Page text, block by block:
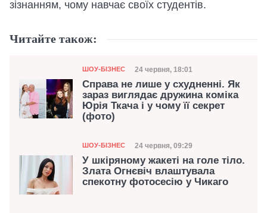
зізнанням, чому навчає своїх студентів.
Читайте також:
Категорія
ШОУ-БІЗНЕС Дата публікації
24 червня, 18:01
Справа не лише у схудненні. Як
зараз виглядає дружина коміка
Юрія Ткача і у чому її секрет
(фото)
Категорія
ШОУ-БІЗНЕС Дата публікації
24 червня, 09:29
У шкіряному жакеті на голе тіло.
Злата Огнєвіч влаштувала
спекотну фотосесію у Чикаго